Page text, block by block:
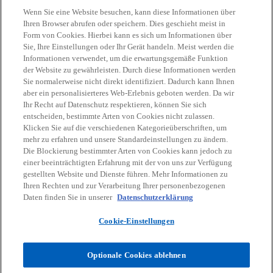
Kontakt
Aktuelles
Karriere
w
i
r
d
e
i
w
i
r
d
n
e
i
w
i
r
d
n
e
i
w
i
r
d
e
i
w
i
r
e
Rechtliche HinweiseDatenschutz BarrierefreiheitHilfeImpressum
Steuerberatungsgesellschaft, eine österreichische Gesellschaft mit
Organisation unabhängiger Mitgliedsfirmen, die KPMG International
Limited, einer private English company limited by guarantee,
Wenn Sie eine Website besuchen, kann diese Informationen über
Ihren Browser abrufen oder speichern. Dies geschieht meist in
Form von Cookies. Hierbei kann es sich um Informationen über
Sie, Ihre Einstellungen oder Ihr Gerät handeln. Meist werden die
Informationen verwendet, um die erwartungsgemäße Funktion
der Website zu gewährleisten. Durch diese Informationen werden
Sie normalerweise nicht direkt identifiziert. Dadurch kann Ihnen
aber ein personalisierteres Web-Erlebnis geboten werden. Da wir
Ihr Recht auf Datenschutz respektieren, können Sie sich
entscheiden, bestimmte Arten von Cookies nicht zulassen.
Klicken Sie auf die verschiedenen Kategorieüberschriften, um
mehr zu erfahren und unsere Standardeinstellungen zu ändern.
Die Blockierung bestimmter Arten von Cookies kann jedoch zu
einer beeinträchtigten Erfahrung mit der von uns zur Verfügung
gestellten Website und Dienste führen. Mehr Informationen zu
Ihren Rechten und zur Verarbeitung Ihrer personenbezogenen
Daten finden Sie in unserer Datenschutzerklärung
Cookie-Einstellungen
Optionale Cookies ablehnen